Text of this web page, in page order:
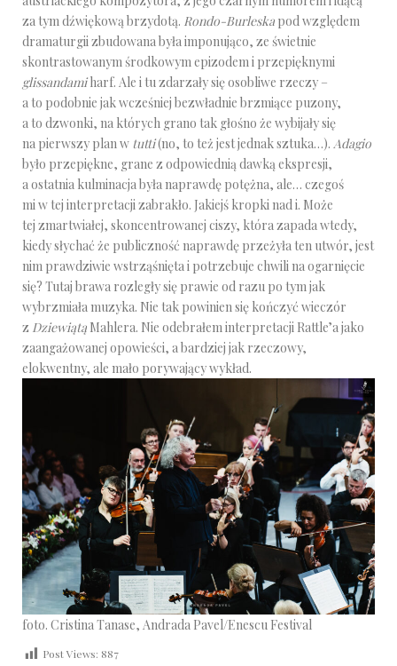
za tym dźwiękową brzydotą. Rondo-Burleska pod względem
dramaturgii zbudowana była imponująco, ze świetnie
skontrastowanym środkowym epizodem i przepięknymi
glissandamiharf. Ale i tu zdarzały się osobliwe rzeczy –
a to podobnie jak wcześniej bezwładnie brzmiące puzony,
a to dzwonki, na których grano tak głośno że wybijały się
na pierwszy plan w tutti(no, to też jest jednak sztuka…). Adagio
było przepiękne, grane z odpowiednią dawką ekspresji,
a ostatnia kulminacja była naprawdę potężna, ale… czegoś
mi w tej interpretacji zabrakło. Jakiejś kropki nad i. Może
tej zmartwiałej, skoncentrowanej ciszy, która zapada wtedy,
kiedy słychać że publiczność naprawdę przeżyła ten utwór, jest
nim prawdziwie wstrząśnięta i potrzebuje chwili na ogarnięcie
się? Tutaj brawa rozległy się prawie od razu po tym jak
wybrzmiała muzyka. Nie tak powinien się kończyć wieczór
z Dziewiątą Mahlera. Nie odebrałem interpretacji Rattle’a jako
zaangażowanej opowieści, a bardziej jak rzeczowy,
elokwentny, ale mało porywający wykład.
foto. Cristina Tanase, Andrada Pavel/Enescu Festival
Post Views: 887